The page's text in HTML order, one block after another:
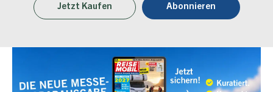
Jetzt Kaufen Abonnieren